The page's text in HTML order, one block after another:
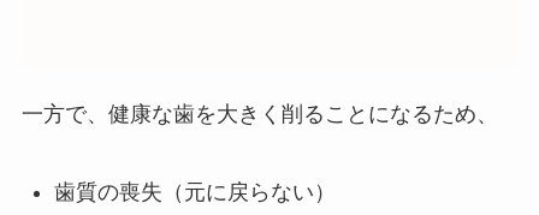
一方で、健康な歯を大きく削ることになるため、
歯質の喪失（元に戻らない）